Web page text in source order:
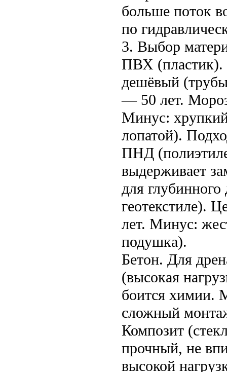
больше поток
по
3. Выбор
ПВХ (пластик).
дешёвый
— 50 лет.
Минус:
лопатой).
ПНД
выдерживает
для
геотекстиле).
лет. Минус:
подушка).
Бетон. Для
(высокая
боится химии.
сложный
Композит
прочный, не
высокой